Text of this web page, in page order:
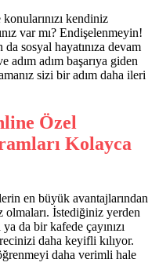
kendiniz
var mı? Endişelenmeyin!
sosyal hayatınıza devam
adım başarıya giden
sizi bir adım daha ileri
Özel
Kolayca
en büyük avantajlarından
olmaları. İstediğiniz yerden
da bir kafede çayınızı
daha keyifli kılıyor.
daha verimli hale